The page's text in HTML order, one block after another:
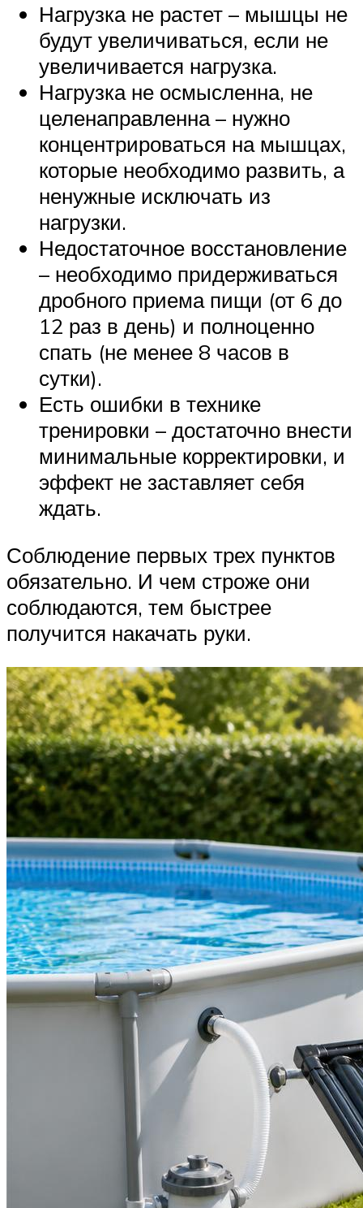
Нагрузка не растет – мышцы не
будут увеличиваться, если не
увеличивается нагрузка.
Нагрузка не осмысленна, не
целенаправленна – нужно
концентрироваться на мышцах,
которые необходимо развить, а
ненужные исключать из
нагрузки.
Недостаточное восстановление
– необходимо придерживаться
дробного приема пищи (от 6 до
12 раз в день) и полноценно
спать (не менее 8 часов в
сутки).
Есть ошибки в технике
тренировки – достаточно внести
минимальные корректировки, и
эффект не заставляет себя
ждать.
Соблюдение первых трех пунктов
обязательно. И чем строже они
соблюдаются, тем быстрее
получится накачать руки.